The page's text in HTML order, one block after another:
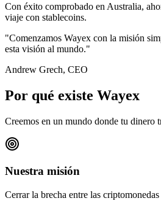
Con éxito comprobado en Australia,
viaje con stablecoins.
"Comenzamos Wayex con la misión
esta visión al mundo."
Andrew Grech, CEO
Por qué existe Wayex
Creemos en un mundo donde tu dinero
Nuestra misión
Cerrar la brecha entre las